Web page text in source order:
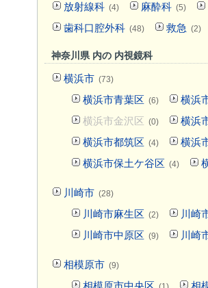
放射線科 (4) 麻酔科 (5)
歯科口腔外科 (48) 救急 (2)
神奈川県 内の 内視鏡科
横浜市 (73)
横浜市青葉区 (6) 横浜
横浜市金沢区 (0) 横浜
横浜市都筑区 (4) 横浜
横浜市保土ケ谷区 (4)
川崎市 (28)
川崎市麻生区 (2) 川崎
川崎市中原区 (9) 川崎
相模原市 (9)
相模原市中央区 相